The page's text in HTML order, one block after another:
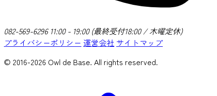
082-569-629611:00 - 19:00 (最終受付18:00 / 木曜定休)
プライバシーポリシー 運営会社 サイトマップ
© 2016-2026 Owl de Base. All rights reserved.